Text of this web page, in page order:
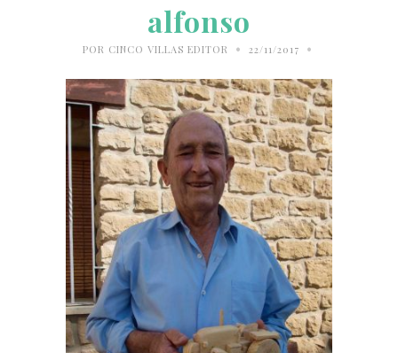
alfonso
POR CINCO VILLAS EDITOR • 22/11/2017 •